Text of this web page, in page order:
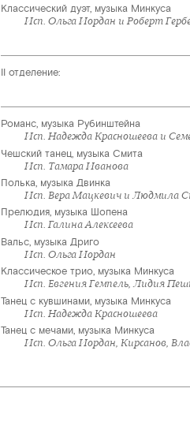
Классический дуэт, музыка Минкуса
Исп. Ольга Иордан и Роберт
II отделение:
Романс, музыка Рубинштейна
Исп. Надежда Красношеева и
Чешский танец, музыка Смита
Исп. Тамара Иванова
Полька, музыка Двинка
Исп. Вера Мацкевич и Людмила
Прелюдия, музыка Шопена
Исп. Галина Алексеева
Вальс, музыка Дриго
Исп. Ольга Иордан
Классическое трио, музыка Минкуса
Исп. Евгения Гемпель, Лидия
Танец с кувшинами, музыка Минкуса
Исп. Надежда Красношеева
Танец с мечами, музыка Минкуса
Исп. Ольга Иордан, Кирсанов,